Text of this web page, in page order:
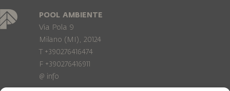
POOL AMBIENTE
Via Pola 9
Milano (MI), 20124
T +390276416474
F +390276416911
@ info